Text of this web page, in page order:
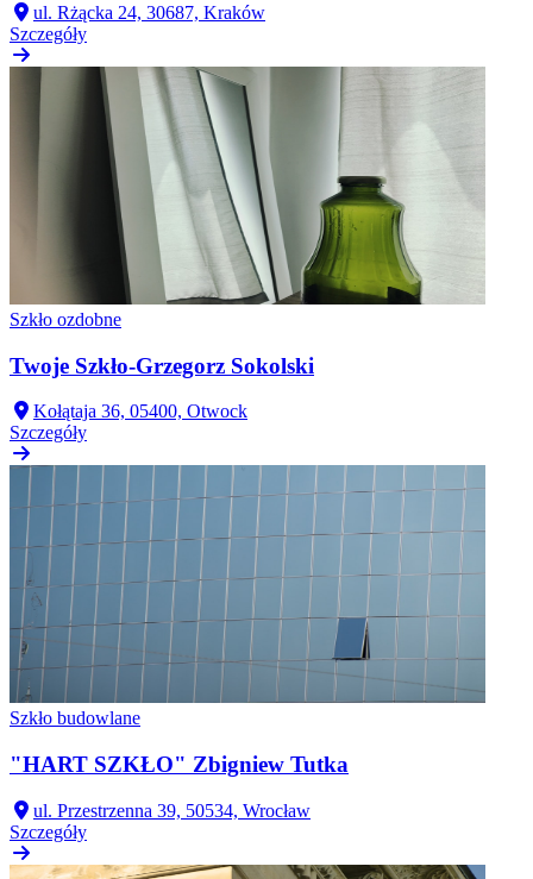
ul. Rżącka 24, 30687, Kraków
Szczegóły
Szkło ozdobne
Twoje Szkło-Grzegorz Sokolski
Kołątaja 36, 05400, Otwock
Szczegóły
Szkło budowlane
"HART SZKŁO" Zbigniew Tutka
ul. Przestrzenna 39, 50534, Wrocław
Szczegóły